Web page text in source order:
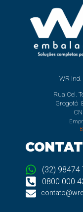
WR
Rua Cel.
Grogotó
(32) 98474
0800 000